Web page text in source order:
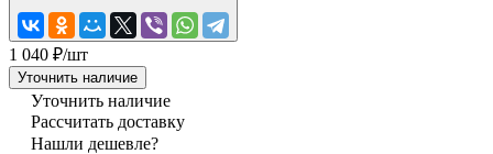
1 040 ₽/шт
Уточнить наличие
Уточнить наличие
Рассчитать доставку
Нашли дешевле?